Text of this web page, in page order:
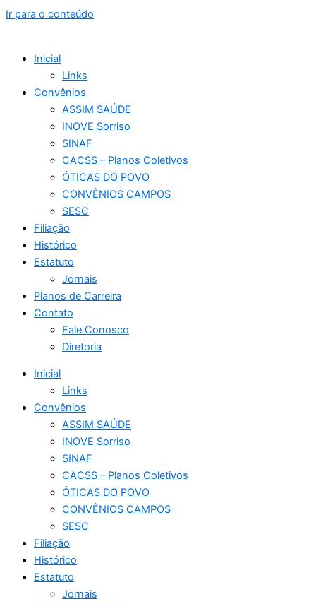
Ir para o conteúdo
Inicial
Links
Convênios
ASSIM SAÚDE
INOVE Sorriso
SINAF
CACSS – Planos Coletivos
ÓTICAS DO POVO
CONVÊNIOS CAMPOS
SESC
Filiação
Histórico
Estatuto
Jornais
Planos de Carreira
Contato
Fale Conosco
Diretoria
Inicial
Links
Convênios
ASSIM SAÚDE
INOVE Sorriso
SINAF
CACSS – Planos Coletivos
ÓTICAS DO POVO
CONVÊNIOS CAMPOS
SESC
Filiação
Histórico
Estatuto
Jornais